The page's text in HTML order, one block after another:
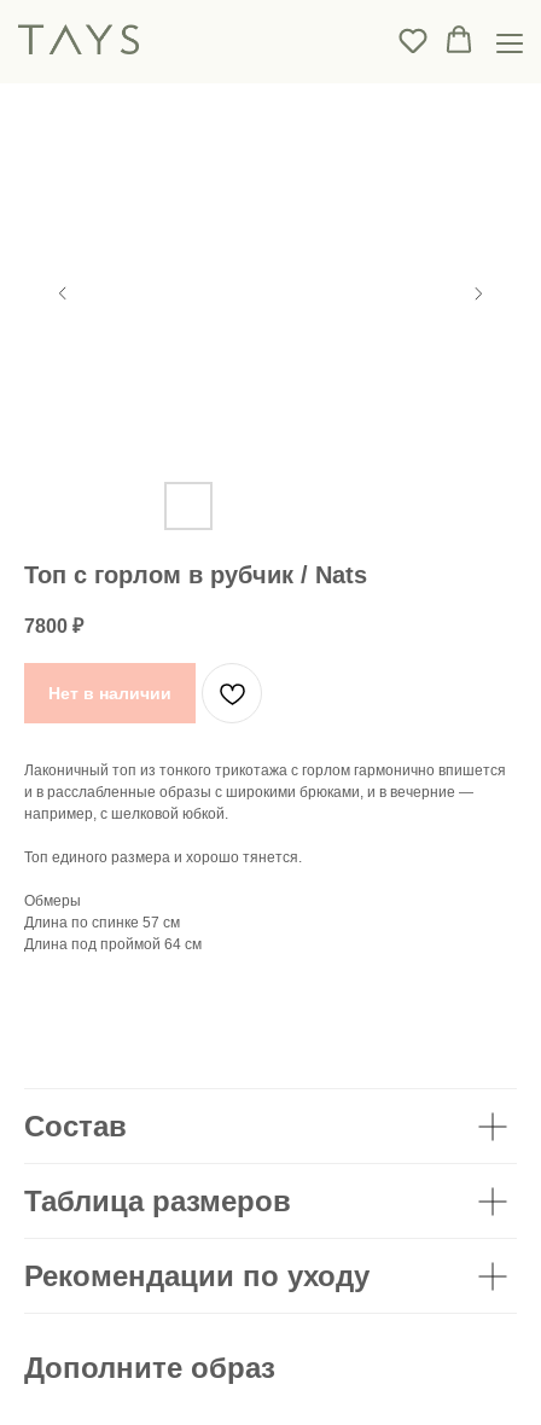
Топ с горлом в рубчик / Nats
7800 ₽
Нет в наличии
Лаконичный топ из тонкого трикотажа с горлом гармонично впишется
и в расслабленные образы с широкими брюками, и в вечерние —
например, с шелковой юбкой.
Топ единого размера и хорошо тянется.
Обмеры
Длина по спинке 57 см
Длина под проймой 64 см
Состав
Таблица размеров
Рекомендации по уходу
Дополните образ